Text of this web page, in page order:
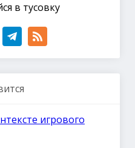
в тусовку
игрового